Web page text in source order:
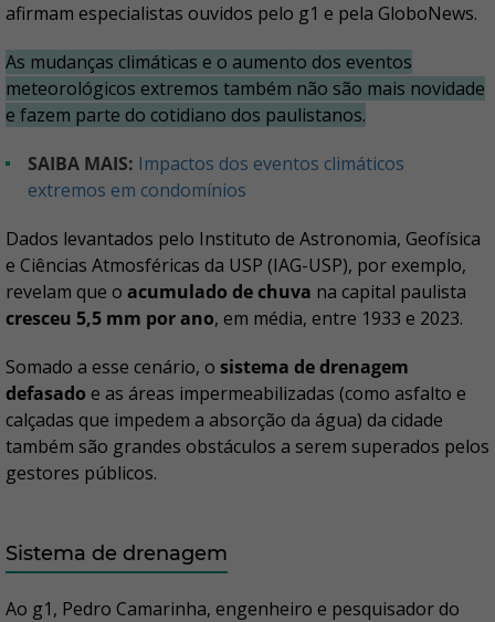
afirmam especialistas ouvidos pelo g1 e pela GloboNews.
As mudanças climáticas e o aumento dos eventos
meteorológicos extremos também não são mais novidade
e fazem parte do cotidiano dos paulistanos.
SAIBA MAIS: Impactos dos eventos climáticos
extremos em condomínios
Dados levantados pelo Instituto de Astronomia, Geofísica
e Ciências Atmosféricas da USP (IAG-USP), por exemplo,
revelam que o acumulado de chuva na capital paulista
cresceu 5,5 mm por ano, em média, entre 1933 e 2023.
Somado a esse cenário, o sistema de drenagem
defasado e as áreas impermeabilizadas (como asfalto e
calçadas que impedem a absorção da água) da cidade
também são grandes obstáculos a serem superados pelos
gestores públicos.
Sistema de drenagem
Ao g1, Pedro Camarinha, engenheiro e pesquisador do